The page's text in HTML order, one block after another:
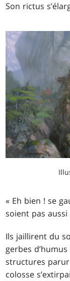
Son rictus
« Eh bien ! se
soient pas
Ils jaillirent du
gerbes
structures
colosse